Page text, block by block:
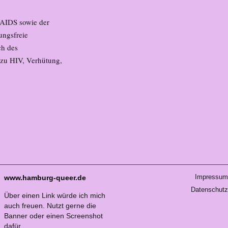
sowie der
des
HIV, Verhütung,
www.hamburg-queer.de
Über einen Link würde ich mich
auch freuen. Nutzt gerne die
Banner oder einen Screenshot
dafür.
Impressum
Datenschutz